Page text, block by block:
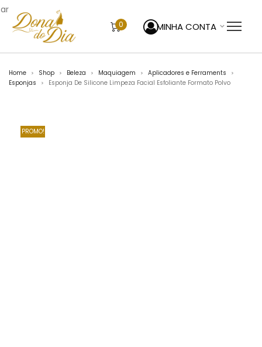
0 MINHA CONTA
Home > Shop > Beleza > Maquiagem > Aplicadores e Ferraments >
Esponjas > Esponja De Silicone Limpeza Facial Esfoliante Formato Polvo
PROMO!